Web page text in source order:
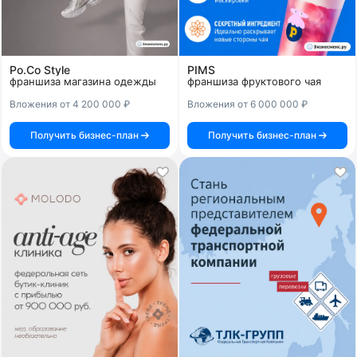
Po.Co Style
франшиза магазина одежды
Вложения от 4 200 000 ₽
Получить бизнес-план
PIMS
франшиза фруктового чая
Вложения от 6 000 000 ₽
Получить бизнес-план